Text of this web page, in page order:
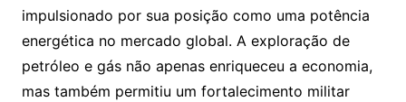
impulsionado por sua posição como uma potência
energética no mercado global. A exploração de
petróleo e gás não apenas enriqueceu a economia,
mas também permitiu um fortalecimento militar